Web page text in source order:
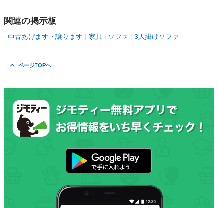
関連の掲示板
中古あげます・譲ります 家具 ソファ 3人掛けソファ
ページTOPへ